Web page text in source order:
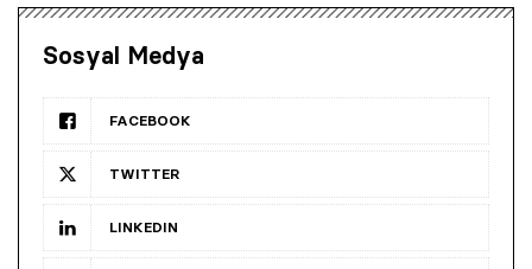
Sosyal Medya
FACEBOOK
TWITTER
LINKEDIN